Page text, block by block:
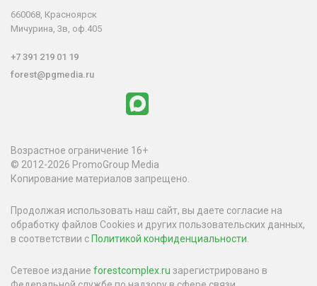
660068, Красноярск
Мичурина, 3в, оф.405
+7 391 219 01 19
forest@pgmedia.ru
Возрастное ограничение 16+
© 2012-2026 PromoGroup Media
Копирование материалов запрещено.
Продолжая использовать наш сайт, вы даете согласие на
обработку файлов Cookies и других пользовательских данных,
в соответствии с Политикой конфиденциальности
Сетевое издание forestcomplex.ru зарегистрировано в